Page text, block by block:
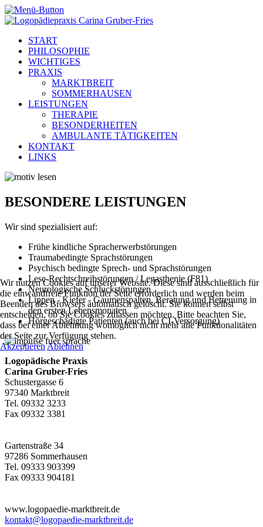
START
PHILOSOPHIE
WICHTIGES
PRAXIS
MARKTBREIT
SOMMERHAUSEN
LEISTUNGEN
THERAPIE
BESONDERHEITEN
AMBULANTE TÄTIGKEITEN
KONTAKT
LINKS
BESONDERE LEISTUNGEN
Wir sind spezialisiert auf:
Frühe kindliche Spracherwerbstörungen
Traumabedingte Sprachstörungen
Psychisch bedingte Sprech- und Sprachstörungen
Lese-Rechtschreibstörungen / Legasthenie (F81)
Neurologische Schluckstörungen
Lippen - Kiefer - Gaumenspalten, Beratung und Betreuung in
den ersten Lebensmonaten
Hörgeschädigte Patienten (auch bei CI-Versorgung)
Logopädische Praxis
Carina Gruber-Fries
Schustergasse 6
97340 Marktbreit
Tel. 09332 3233
Fax 09332 3381
Gartenstraße 34
97286 Sommerhausen
Tel. 09333 903399
Fax 09333 904181
www.logopaedie-marktbreit.de
kontakt@logopaedie-marktbreit.de
Wir nutzen Cookies auf unserer Website. Diese sind ausschließlich für
die einwandfreie Funktion der Seite erforderlich und werden beim
Beenden des Browsers automatisch gelöscht. Sie können selbst
entscheiden, ob Sie Cookies zulassen möchten. Bitte beachten Sie,
dass bei einer Ablehnung womöglich nicht mehr alle Funktionalitäten
der Seite zur Verfügung stehen.
Akzeptieren Ablehnen